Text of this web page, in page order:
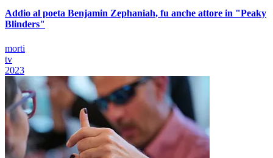
Addio al poeta Benjamin Zephaniah, fu anche attore in "Peaky
Blinders"
morti
tv
2023